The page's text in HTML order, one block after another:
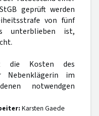
StGB geprüft werden
von fünf
unterblieben ist,
die Kosten des
im
notwendgen
Karsten Gaede